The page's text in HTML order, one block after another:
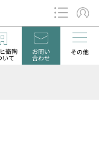
衛陶
いて
お問い
合わせ
その他